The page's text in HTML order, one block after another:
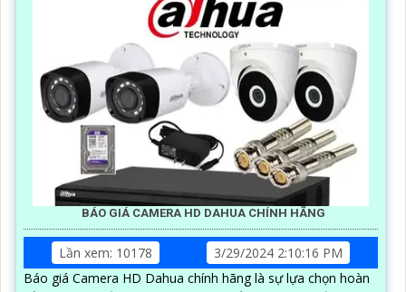
BÁO GIÁ CAMERA HD DAHUA CHÍNH HÃNG
Lần xem: 10178
3/29/2024 2:10:16 PM
Báo giá Camera HD Dahua chính hãng là sự lựa chọn hoàn